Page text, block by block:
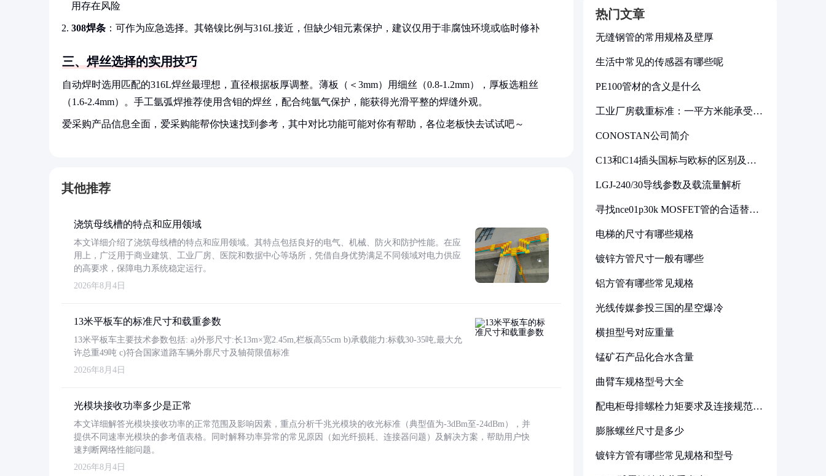
用存在风险
308焊条 ：可作为应急选择。其铬镍比例与316L接近，但缺少钼元素保护，建议仅用于非腐蚀环境或临时修补
三、焊丝选择的实用技巧
自动焊时选用匹配的316L焊丝最理想，直径根据板厚调整。薄板（＜3mm）用细丝（0.8-1.2mm），厚板选粗丝
（1.6-2.4mm）。手工氩弧焊推荐使用含钼的焊丝，配合纯氩气保护，能获得光滑平整的焊缝外观。
爱采购产品信息全面，爱采购能帮你快速找到参考，其中对比功能可能对你有帮助，各位老板快去试试吧～
其他推荐
浇筑母线槽的特点和应用领域
本文详细介绍了浇筑母线槽的特点和应用领域。其特点包括良好的电气、机械、防火和防护性能。在应
用上，广泛用于商业建筑、工业厂房、医院和数据中心等场所，凭借自身优势满足不同领域对电力供应
的高要求，保障电力系统稳定运行。
2026年8月4日
13米平板车的标准尺寸和载重参数
13米平板车主要技术参数包括: a)外形尺寸:长13m×宽2.45m,栏板高55cm b)承载能力:标载30-35吨,最大允
许总重49吨 c)符合国家道路车辆外廓尺寸及轴荷限值标准
2026年8月4日
光模块接收功率多少是正常
本文详细解答光模块接收功率的正常范围及影响因素，重点分析千兆光模块的收光标准（典型值为-3dBm至-24dBm），并
提供不同速率光模块的参考值表格。同时解释功率异常的常见原因（如光纤损耗、连接器问题）及解决方案，帮助用户快
速判断网络性能问题。
2026年8月4日
热门文章
无缝钢管的常用规格及壁厚
生活中常见的传感器有哪些呢
PE100管材的含义是什么
工业厂房载重标准：一平方米能承受多
CONOSTAN公司简介
C13和C14插头国标与欧标的区别及其
LGJ-240/30导线参数及载流量解析
寻找nce01p30k MOSFET管的合适替代
电梯的尺寸有哪些规格
镀锌方管尺寸一般有哪些
铝方管有哪些常见规格
光线传媒参投三国的星空爆冷
横担型号对应重量
锰矿石产品化合水含量
曲臂车规格型号大全
配电柜母排螺栓力矩要求及连接规范详
膨胀螺丝尺寸是多少
镀锌方管有哪些常见规格和型号